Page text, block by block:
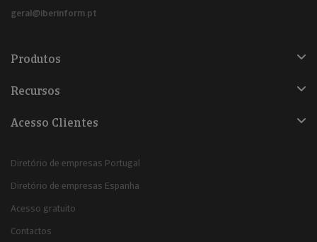
geral@iberinform.pt
Produtos
Recursos
Acesso Clientes
Diretório de empresas Portugal
Diretório de empresas Espanha
Acesso gratuito
Contactos